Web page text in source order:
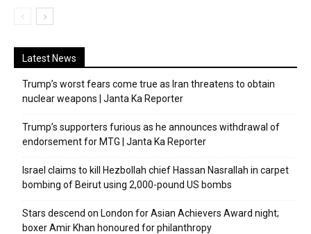
Latest News
Trump’s worst fears come true as Iran threatens to obtain
nuclear weapons | Janta Ka Reporter
Trump’s supporters furious as he announces withdrawal of
endorsement for MTG | Janta Ka Reporter
Israel claims to kill Hezbollah chief Hassan Nasrallah in carpet
bombing of Beirut using 2,000-pound US bombs
Stars descend on London for Asian Achievers Award night;
boxer Amir Khan honoured for philanthropy